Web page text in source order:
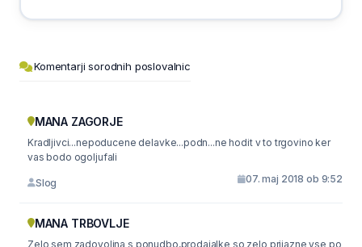
Komentarji sorodnih poslovalnic
MANA ZAGORJE
Kradljivci...nepoducene delavke...podn...ne hodit v to trgovino ker
vas bodo ogoljufali
Slog 07. maj 2018 ob 9:52
MANA TRBOVLJE
Zelo sem zadovoljna s ponudbo,prodajalke so zelo prijazne vse po